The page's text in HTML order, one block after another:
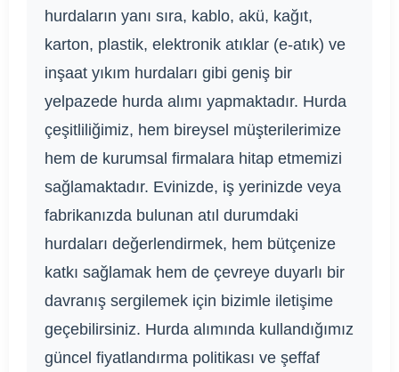
hurdaların yanı sıra, kablo, akü, kağıt,
karton, plastik, elektronik atıklar (e-atık) ve
inşaat yıkım hurdaları gibi geniş bir
yelpazede hurda alımı yapmaktadır. Hurda
çeşitliliğimiz, hem bireysel müşterilerimize
hem de kurumsal firmalara hitap etmemizi
sağlamaktadır. Evinizde, iş yerinizde veya
fabrikanızda bulunan atıl durumdaki
hurdaları değerlendirmek, hem bütçenize
katkı sağlamak hem de çevreye duyarlı bir
davranış sergilemek için bizimle iletişime
geçebilirsiniz. Hurda alımında kullandığımız
güncel fiyatlandırma politikası ve şeffaf